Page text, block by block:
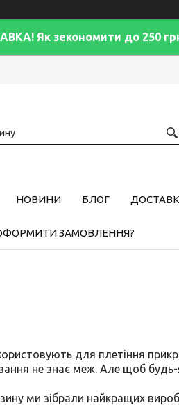
Як зекономити до 250
НОВИНИ БЛОГ
ЗАМОВЛЕННЯ?
для плетіння
не знає меж. Але щоб
ми зібрали найкращих